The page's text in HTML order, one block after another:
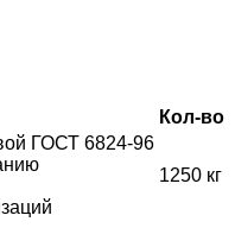
Кол-во
ГОСТ 6824-96
1250 кг